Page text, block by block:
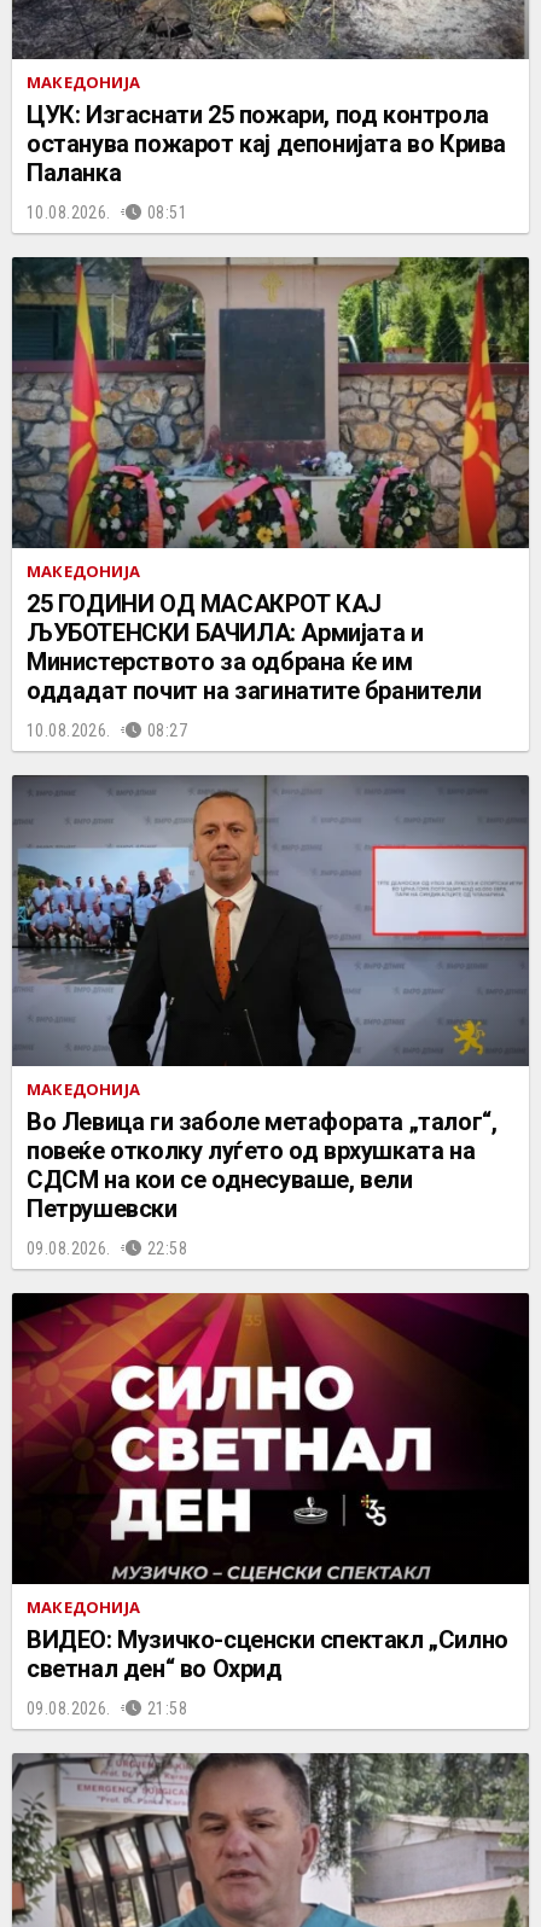
МАКЕДОНИЈА
ЦУК: Изгаснати 25 пожари, под контрола
останува пожарот кај депонијата во Крива
Паланка
10.08.2026. 08:51
МАКЕДОНИЈА
25 ГОДИНИ ОД МАСАКРОТ КАЈ
ЉУБОТЕНСКИ БАЧИЛА: Армијата и
Министерството за одбрана ќе им
оддадат почит на загинатите бранители
10.08.2026. 08:27
МАКЕДОНИЈА
Во Левица ги заболе метафората „талог“,
повеќе отколку луѓето од врхушката на
СДСМ на кои се однесуваше, вели
Петрушевски
09.08.2026. 22:58
МАКЕДОНИЈА
ВИДЕО: Музичко-сценски спектакл „Силно
светнал ден“ во Охрид
09.08.2026. 21:58